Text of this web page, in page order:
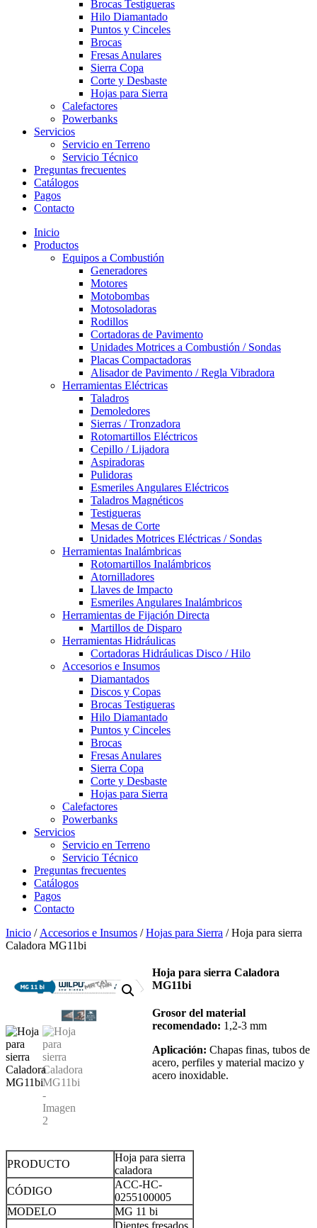
Brocas Testigueras
Hilo Diamantado
Puntos y Cinceles
Brocas
Fresas Anulares
Sierra Copa
Corte y Desbaste
Hojas para Sierra
Calefactores
Powerbanks
Servicios
Servicio en Terreno
Servicio Técnico
Preguntas frecuentes
Catálogos
Pagos
Contacto
Inicio
Productos
Equipos a Combustión
Generadores
Motores
Motobombas
Motosoladoras
Rodillos
Cortadoras de Pavimento
Unidades Motrices a Combustión / Sondas
Placas Compactadoras
Alisador de Pavimento / Regla Vibradora
Herramientas Eléctricas
Taladros
Demoledores
Sierras / Tronzadora
Rotomartillos Eléctricos
Cepillo / Lijadora
Aspiradoras
Pulidoras
Esmeriles Angulares Eléctricos
Taladros Magnéticos
Testigueras
Mesas de Corte
Unidades Motrices Eléctricas / Sondas
Herramientas Inalámbricas
Rotomartillos Inalámbricos
Atornilladores
Llaves de Impacto
Esmeriles Angulares Inalámbricos
Herramientas de Fijación Directa
Martillos de Disparo
Herramientas Hidráulicas
Cortadoras Hidráulicas Disco / Hilo
Accesorios e Insumos
Diamantados
Discos y Copas
Brocas Testigueras
Hilo Diamantado
Puntos y Cinceles
Brocas
Fresas Anulares
Sierra Copa
Corte y Desbaste
Hojas para Sierra
Calefactores
Powerbanks
Servicios
Servicio en Terreno
Servicio Técnico
Preguntas frecuentes
Catálogos
Pagos
Contacto
Inicio / Accesorios e Insumos /Hojas para Sierra / Hoja para sierra
Caladora MG11bi
Hoja para sierra Caladora
MG11bi
Grosor del material
recomendado: 1,2-3 mm
Aplicación: Chapas finas, tubos de
acero, perfiles y material macizo y
acero inoxidable.
PRODUCTO
Hoja para sierra
caladora
CÓDIGO
ACC-HC-
0255100005
MODELO
MG 11 bi
Dientes fresados ​​